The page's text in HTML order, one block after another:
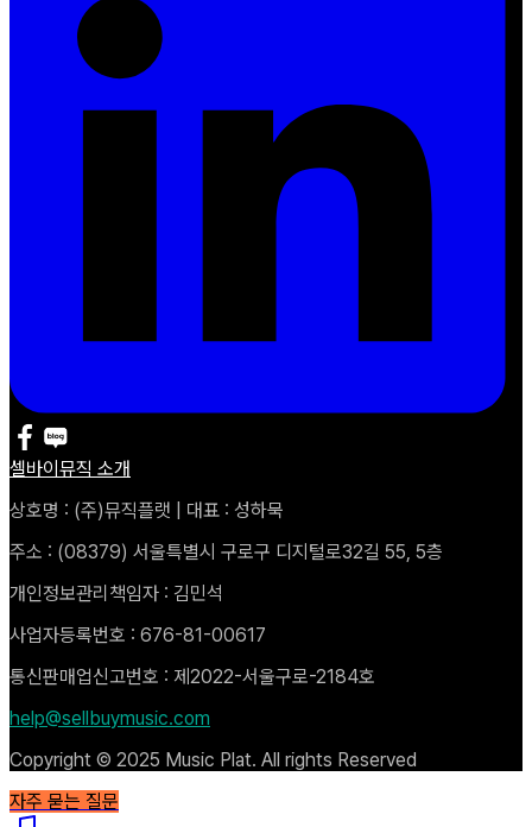
셀바이뮤직 소개
상호명 : (주)뮤직플랫 | 대표 : 성하묵
주소 : (08379) 서울특별시 구로구 디지털로32길 55, 5층
개인정보관리책임자 : 김민석
사업자등록번호 : 676-81-00617
통신판매업신고번호 : 제2022-서울구로-2184호
help@sellbuymusic.com
Copyright © 2025 Music Plat. All rights Reserved
자주 묻는 질문